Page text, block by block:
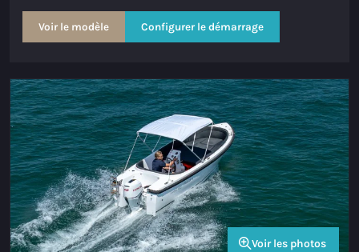
Voir le modèle Configurer le démarrage
Voir les photos